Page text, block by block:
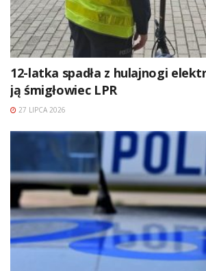
12-latka spadła z hulajnogi
ją śmigłowiec LPR
27 LIPCA 2026